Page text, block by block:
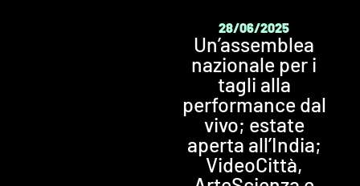
28/06/2025
Un’assemblea
nazionale per i
tagli alla
performance dal
vivo; estate
aperta all’India;
VideoCittà,